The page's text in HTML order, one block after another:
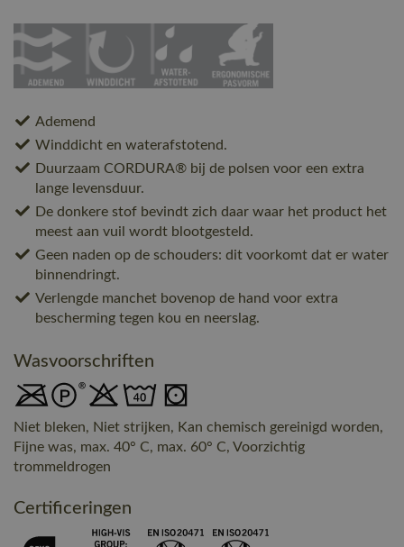
Ademend
Winddicht en waterafstotend.
Duurzaam CORDURA® bij de polsen voor een extra
lange levensduur.
De donkere stof bevindt zich daar waar het product het
meest aan vuil wordt blootgesteld.
Geen naden op de schouders: dit voorkomt dat er water
binnendringt.
Verlengde manchet bovenop de hand voor extra
bescherming tegen kou en neerslag.
Wasvoorschriften
Niet bleken, Niet strijken, Kan chemisch gereinigd worden,
Fijne was, max. 40° C, max. 60° C, Voorzichtig
trommeldrogen
Certificeringen